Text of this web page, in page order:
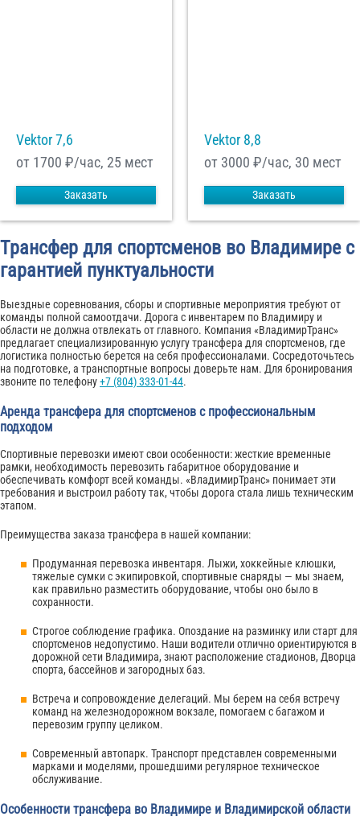
Vektor 7,6
от 1700 ₽/час, 25 мест
Заказать
Vektor 8,8
от 3000 ₽/час, 30 мест
Заказать
Трансфер для спортсменов во Владимире с
гарантией пунктуальности
Выездные соревнования, сборы и спортивные мероприятия требуют от
команды полной самоотдачи. Дорога с инвентарем по Владимиру и
области не должна отвлекать от главного. Компания «ВладимирТранс»
предлагает специализированную услугу трансфера для спортсменов, где
логистика полностью берется на себя профессионалами. Сосредоточьтесь
на подготовке, а транспортные вопросы доверьте нам. Для бронирования
звоните по телефону+7 (804) 333-01-44.
Аренда трансфера для спортсменов с профессиональным
подходом
Спортивные перевозки имеют свои особенности: жесткие временные
рамки, необходимость перевозить габаритное оборудование и
обеспечивать комфорт всей команды. «ВладимирТранс» понимает эти
требования и выстроил работу так, чтобы дорога стала лишь техническим
этапом.
Преимущества заказа трансфера в нашей компании:
Продуманная перевозка инвентаря. Лыжи, хоккейные клюшки,
тяжелые сумки с экипировкой, спортивные снаряды — мы знаем,
как правильно разместить оборудование, чтобы оно было в
сохранности.
Строгое соблюдение графика. Опоздание на разминку или старт для
спортсменов недопустимо. Наши водители отлично ориентируются в
дорожной сети Владимира, знают расположение стадионов, Дворца
спорта, бассейнов и загородных баз.
Встреча и сопровождение делегаций. Мы берем на себя встречу
команд на железнодорожном вокзале, помогаем с багажом и
перевозим группу целиком.
Современный автопарк. Транспорт представлен современными
марками и моделями, прошедшими регулярное техническое
обслуживание.
Особенности трансфера во Владимире и Владимирской области